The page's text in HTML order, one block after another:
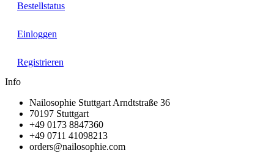
Bestellstatus
Einloggen
Registrieren
Info
Nailosophie Stuttgart Arndtstraße 36
70197 Stuttgart
+49 0173 8847360
+49 0711 41098213
moc.eihposolian
@sredro